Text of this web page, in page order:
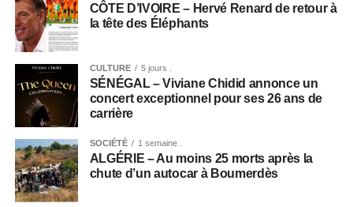
CÔTE D’IVOIRE – Hervé Renard de retour à
la tête des Éléphants
CULTURE 5 jours .
SÉNÉGAL – Viviane Chidid annonce un
concert exceptionnel pour ses 26 ans de
carrière
SOCIÉTÉ 1 semaine .
ALGÉRIE – Au moins 25 morts après la
chute d’un autocar à Boumerdès